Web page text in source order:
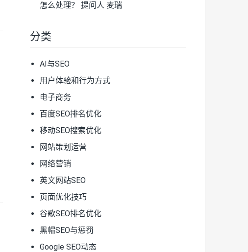
怎么处理？
提问人 麦瑞
分类
AI与SEO
用户体验和行为方式
电子商务
百度SEO排名优化
移动SEO搜索优化
网站策划运营
网络营销
英文网站SEO
页面优化技巧
谷歌SEO排名优化
黑帽SEO与惩罚
Google SEO动态